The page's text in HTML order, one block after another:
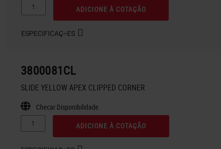
ADICIONE À COTAÇÃO
ESPECIFICAÇ÷ES
3800081CL
SLIDE YELLOW APEX CLIPPED CORNER
Checar Disponibilidade
ADICIONE À COTAÇÃO